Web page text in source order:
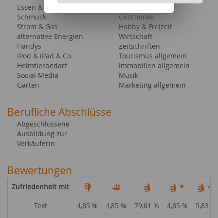
Essen & Trinken
Schmuck
Strom & Gas
alternative Energien
Handys
iPod & iPad & Co.
Heimtierbedarf
Social Media
Garten
Geschenke
Hobby & Freizeit
Wirtschaft
Zeitschriften
Tourismus allgemein
Immobilien allgemein
Musik
Marketing allgemein
Berufliche Abschlüsse
Abgeschlossene
Ausbildung zur
Verkäuferin
Bewertungen
Zufriedenheit mit
Text 4,85 % 4,85 % 79,61 % 4,85 % 5,83 %